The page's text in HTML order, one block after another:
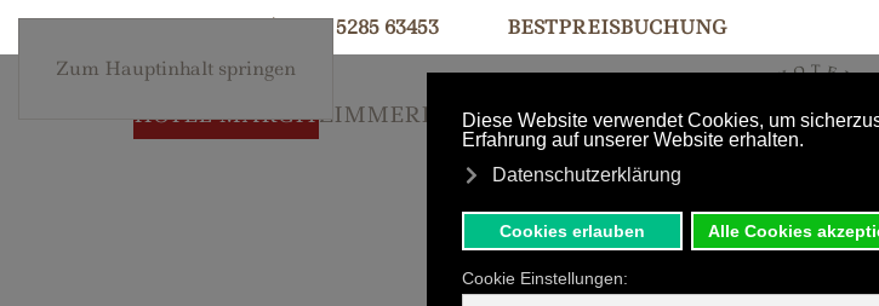
Zum Hauptinhalt springen
+43 5285 63453 BESTPREISBUCHUNG
HOTEL MARGITZIMMERPREISE & ANGEBOTE